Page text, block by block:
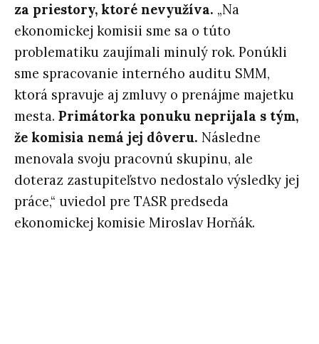
za priestory, ktoré nevyužíva. „Na
ekonomickej komisii sme sa o túto
problematiku zaujímali minulý rok. Ponúkli
sme spracovanie interného auditu SMM,
ktorá spravuje aj zmluvy o prenájme majetku
mesta. Primátorka ponuku neprijala s tým,
že komisia nemá jej dôveru. Následne
menovala svoju pracovnú skupinu, ale
doteraz zastupiteľstvo nedostalo výsledky jej
práce,“ uviedol pre TASR predseda
ekonomickej komisie Miroslav Horňák.